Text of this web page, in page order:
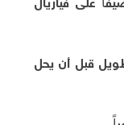
على فياريال
قبل أن يحل